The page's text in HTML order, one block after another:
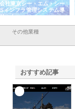
社アクアスペースが水中
上まで一貫施工できる理
その他業種
おすすめ記事